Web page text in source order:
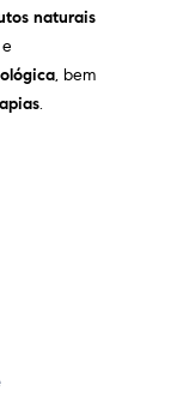
naturais
, bem
.